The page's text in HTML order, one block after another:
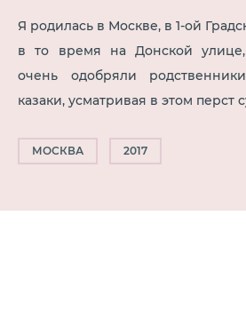
Я родилась в Москве, в 1-ой
в то время на Донской улице,
очень одобряли
казаки, усматривая в этом перст
МОСКВА 2017